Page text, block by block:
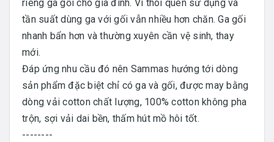
riêng ga gối cho gia đình. Vì thói quen sử dụng và
tần suất dùng ga với gối vẫn nhiều hơn chăn. Ga gối
nhanh bẩn hơn và thường xuyên cần vệ sinh, thay
mới.
Đáp ứng nhu cầu đó nên Sammas hướng tới dòng
sản phẩm đặc biệt chỉ có ga và gối, được may bằng
dòng vải cotton chất lượng, 100% cotton không pha
trộn, sợi vải dai bền, thấm hút mồ hôi tốt.
--------